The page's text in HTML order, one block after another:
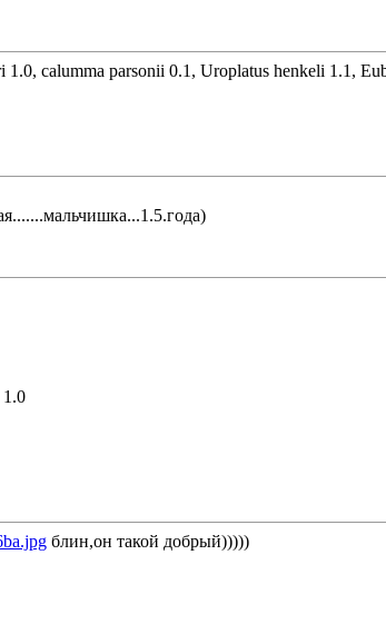
1.0, calumma parsonii 0.1, Uroplatus henkeli 1.1,
1.0
блин,он такой добрый)))))